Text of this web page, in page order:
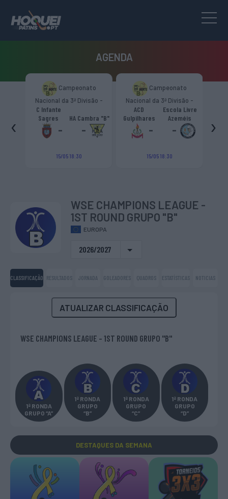
AGENDA
Campeonato
Nacional da 3ª Divisão -
Zona Norte “B”
C Infante
Sagres
-
HA Cambra "B"
-
15/05 18:30
Campeonato
Nacional da 3ª Divisão -
Zona Norte “B”
ACD
Gulpilhares
-
Escola Livre
Azeméis
-
15/05 18:30
‹ ›
WSE CHAMPIONS LEAGUE -
1ST ROUND GRUPO "B"
EUROPA
2026/2027
CLASSIFICAÇÃO RESULTADOS JORNADA GOLEADORES QUADROS ESTATÍSTICAS NOTICIAS
ATUALIZAR CLASSIFICAÇÃO
WSE CHAMPIONS LEAGUE - 1ST ROUND GRUPO "B"
1ª RONDA
GRUPO “A”
1ª RONDA
GRUPO
“B”
1ª RONDA
GRUPO
“C”
1ª RONDA
GRUPO
“D”
DESTAQUES DA SEMANA